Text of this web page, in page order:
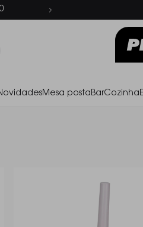
Mesa postaBarCozinha